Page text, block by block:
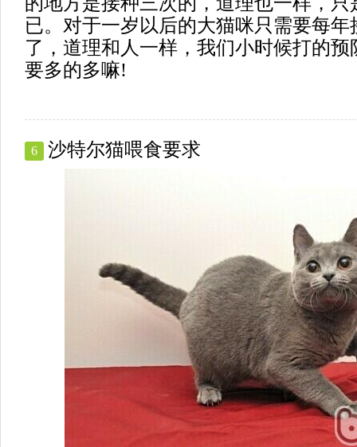
已。对于一岁以后的大猫咪只需要每年
了，道理和人一样，我们小时候打的
要多的多嘛!
6 沙特尔猫喂食要求